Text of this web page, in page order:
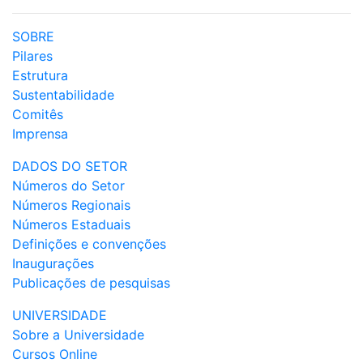
SOBRE
Pilares
Estrutura
Sustentabilidade
Comitês
Imprensa
DADOS DO SETOR
Números do Setor
Números Regionais
Números Estaduais
Definições e convenções
Inaugurações
Publicações de pesquisas
UNIVERSIDADE
Sobre a Universidade
Cursos Online